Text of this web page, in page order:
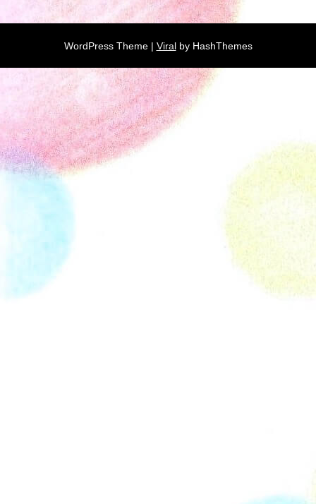
WordPress Theme | Viralby HashThemes